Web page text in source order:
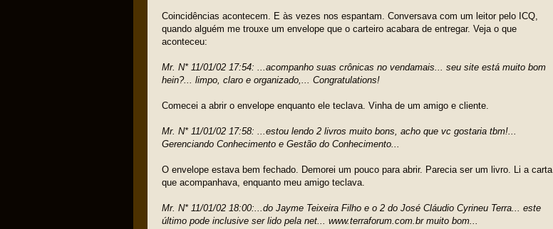
Coincidências acontecem. E às vezes nos espantam. Conversava com um leitor pelo ICQ,
quando alguém me trouxe um envelope que o carteiro acabara de entregar. Veja o que
aconteceu:
Mr. N* 11/01/02 17:54: ...acompanho suas crônicas no vendamais... seu site está muito bom
hein?... limpo, claro e organizado,... Congratulations!
Comecei a abrir o envelope enquanto ele teclava. Vinha de um amigo e cliente.
Mr. N* 11/01/02 17:58: ...estou lendo 2 livros muito bons, acho que vc gostaria tbm!...
Gerenciando Conhecimento e Gestão do Conhecimento...
O envelope estava bem fechado. Demorei um pouco para abrir. Parecia ser um livro. Li a carta
que acompanhava, enquanto meu amigo teclava.
Mr. N* 11/01/02 18:00:...do Jayme Teixeira Filho e o 2 do José Cláudio Cyrineu Terra... este
último pode inclusive ser lido pela net... www.terraforum.com.br muito bom...